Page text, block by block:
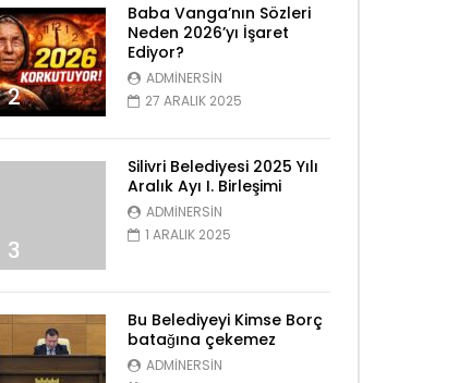
2
Baba Vanga’nın Sözleri
Neden 2026’yı İşaret
Ediyor?
ADMINERSIN
27 ARALIK 2025
3
Silivri Belediyesi 2025 Yılı
Aralık Ayı I. Birleşimi
ADMINERSIN
1 ARALIK 2025
Bu Belediyeyi Kimse Borç
batağına çekemez
ADMINERSIN